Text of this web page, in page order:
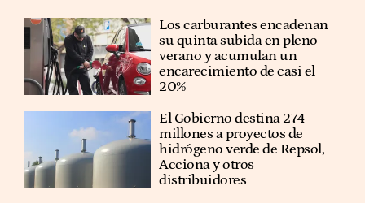
Los carburantes encadenan
su quinta subida en pleno
verano y acumulan un
encarecimiento de casi el
20%
El Gobierno destina 274
millones a proyectos de
hidrógeno verde de Repsol,
Acciona y otros
distribuidores